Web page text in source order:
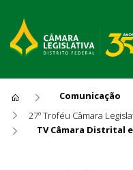
Comunicação
27º Troféu Câmara